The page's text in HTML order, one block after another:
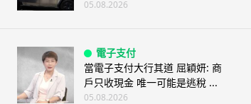
05.08.2026
電子支付
當電子支付大行其道 屈穎妍: 商
戶只收現金 唯一可能是逃稅 ...
05.08.2026